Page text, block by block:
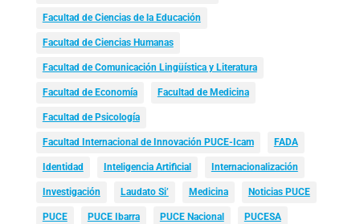
Facultad de Ciencias de la Educación
Facultad de Ciencias Humanas
Facultad de Comunicación Lingüística y Literatura
Facultad de Economía Facultad de Medicina
Facultad de Psicología
Facultad Internacional de Innovación PUCE-Icam FADA
Identidad Inteligencia Artificial Internacionalización
Investigación Laudato Si’ Medicina Noticias PUCE
PUCE PUCE Ibarra PUCE Nacional PUCESA